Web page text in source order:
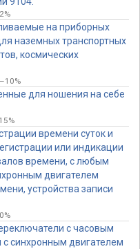
на приборных
наземных транспортных
космических
для ношения на себе
времени суток и
или индикации
времени, с любым
двигателем
устройства записи
с часовым
синхронным двигателем